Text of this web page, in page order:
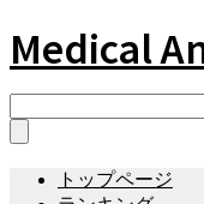
Medical
トップページ